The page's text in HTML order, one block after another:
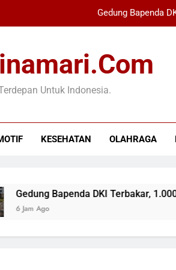
Gedung Bapenda
Kepala Hiu
Okezone National Championship 2026
Polres Berau
Untuk Indonesia.
KESEHATAN OLAHRAGA
Bapenda DKI Terbakar, 1.000
Jam Ago